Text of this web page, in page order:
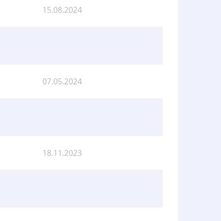
15.08.2024
07.05.2024
18.11.2023